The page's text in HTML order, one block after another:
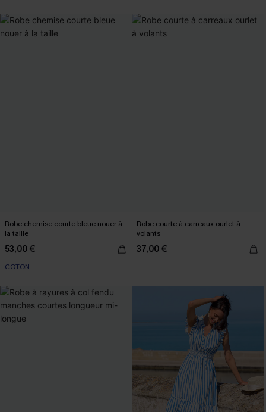
Robe chemise courte bleue nouer à
la taille
53,00 €
COTON
Robe courte à carreaux ourlet à
volants
37,00 €